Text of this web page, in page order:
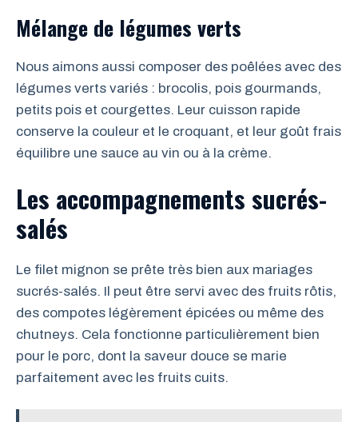
Mélange de légumes verts
Nous aimons aussi composer des poêlées avec des
légumes verts variés : brocolis, pois gourmands,
petits pois et courgettes. Leur cuisson rapide
conserve la couleur et le croquant, et leur goût frais
équilibre une sauce au vin ou à la crème.
Les accompagnements sucrés-
salés
Le filet mignon se prête très bien aux mariages
sucrés-salés. Il peut être servi avec des fruits rôtis,
des compotes légèrement épicées ou même des
chutneys. Cela fonctionne particulièrement bien
pour le porc, dont la saveur douce se marie
parfaitement avec les fruits cuits.